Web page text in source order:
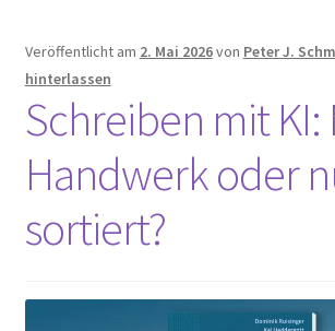
Veröffentlicht am 2. Mai 2026von Peter J.
hinterlassen
Schreiben mit KI:
Handwerk oder
sortiert?